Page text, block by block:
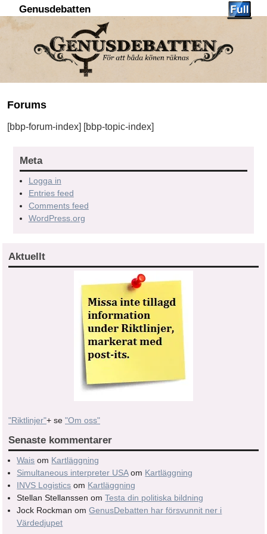
Genusdebatten
Forums
[bbp-forum-index] [bbp-topic-index]
Meta
Logga in
Entries feed
Comments feed
WordPress.org
Aktuellt
"Riktlinjer"+ se "Om oss"
Senaste kommentarer
Wais om Kartläggning
Simultaneous interpreter USAom Kartläggning
INVS Logistics om Kartläggning
Stellan Stellanssen omTesta din politiska bildning
Jock Rockman omGenusDebatten har försvunnit ner i
Värdedjupet